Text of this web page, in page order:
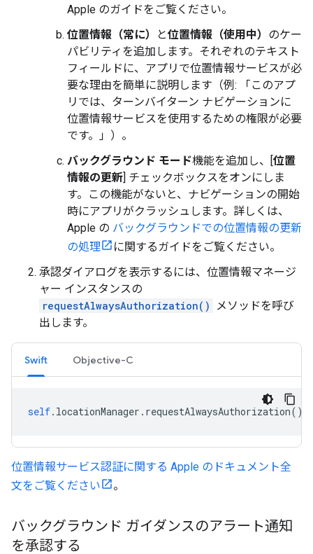
Apple のガイドをご覧ください。
位置情報（常に）
と位置情報（使用中） のケー
パビリティを追加します。それぞれのテキスト
フィールドに、アプリで位置情報サービスが必
要な理由を簡単に説明します（例: 「このアプ
リでは、ターンバイターン ナビゲーションに
位置情報サービスを使用するための権限が必要
です。」）。
バックグラウンド モード機能を追加し、[位置
情報の更新] チェックボックスをオンにしま
す。この機能がないと、ナビゲーションの開始
時にアプリがクラッシュします。詳しくは、
Apple の バックグラウンドでの位置情報の更新
の処理
に関するガイドをご覧ください。
承認ダイアログを表示するには、位置情報マネージ
ャー インスタンスの
requestAlwaysAuthorization()
メソッドを呼び
出します。
Swift Objective-C
self. locationManager . requestAlwaysAuthorization()
位置情報サービス認証に関する Apple のドキュメント全
文をご覧ください
。
バックグラウンド ガイダンスのアラート通知
を承認する